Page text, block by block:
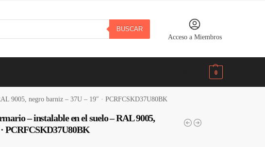
BUSCAR
Acceso a Miembros
0
9005, negro barniz – 37U – 19″ · PCRFCSKD37U80BK
– instalable en el suelo – RAL 9005,
PCRFCSKD37U80BK